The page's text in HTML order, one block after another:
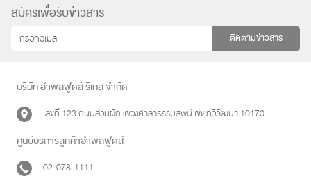
สมัครเพื่อรับข่าวสาร
ติดตามข่าวสาร
บริษัท อำพลฟูดส์ รีเทล จำกัด
เลขที่ 123 ถนนสวนผัก แขวงศาลาธรรมสพน์ เขตทวีวัฒนา 10170
ศูนย์บริการลูกค้าอำพลฟูดส์
02-078-1111